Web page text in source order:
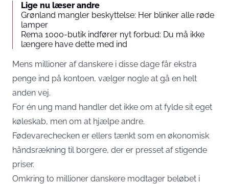
Lige nu læser andre
Grønland mangler beskyttelse: Her blinker alle røde
lamper
Rema 1000-butik indfører nyt forbud: Du må ikke
længere have dette med ind
Mens millioner af danskere i disse dage får ekstra
penge ind på kontoen, vælger nogle at gå en helt
anden vej.
For én ung mand handler det ikke om at fylde sit eget
køleskab, men om at hjælpe andre.
Fødevarechecken er ellers tænkt som en økonomisk
håndsrækning til borgere, der er presset af stigende
priser.
Omkring to millioner danskere modtager beløbet i